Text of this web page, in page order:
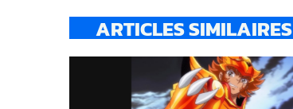
ARTICLES SIMILAIRES